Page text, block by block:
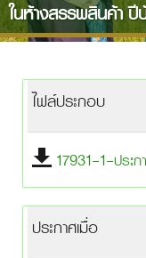
ในห้างสรรพสินค้า
ไฟล์ประกอบ
17931-1-ประ
ประกาศเมื่อ